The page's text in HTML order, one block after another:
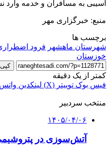
آسیبی به مسافران و خدمه وارد
منبع: خبرگزاری مهر
برچسب ها
شهرستان ماهشهر فرود
خوزستان
کمتر از یک دقیقه
فیس بوک توییتر (X) لینکدین
منتخب سردبیر
۱۴۰۵/۰۴/۰۶
آتش‌سوزی در